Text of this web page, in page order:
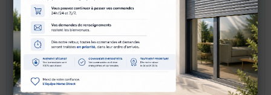
À privilégier :
- un choix cohérent avec la pièce,
- une pose propre et ajustée,
- une toile de qualité,
- un usage simple au quotidien.